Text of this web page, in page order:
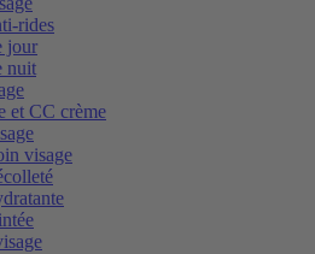
rides
jour
nuit
et CC crème
visage